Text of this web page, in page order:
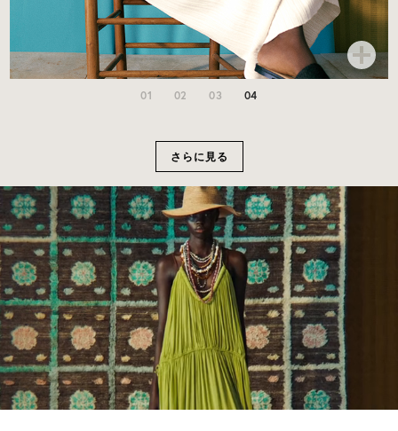
さらに見る
01 02 03 04